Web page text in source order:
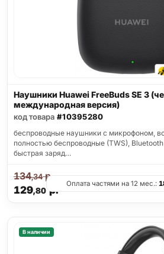
Наушники Huawei FreeBuds SE 3
международная версия)
код товара #10395280
беспроводные наушники с микрофоном,
полностью беспроводные (TWS),
быстрая заряд…
129,80р.
134,34р.
Оплата частями на 12 мес.:
В наличии